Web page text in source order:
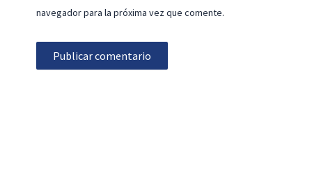
navegador para la próxima vez que comente.